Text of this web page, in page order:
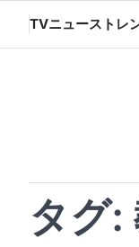
content
TVニューストレ
タグ: